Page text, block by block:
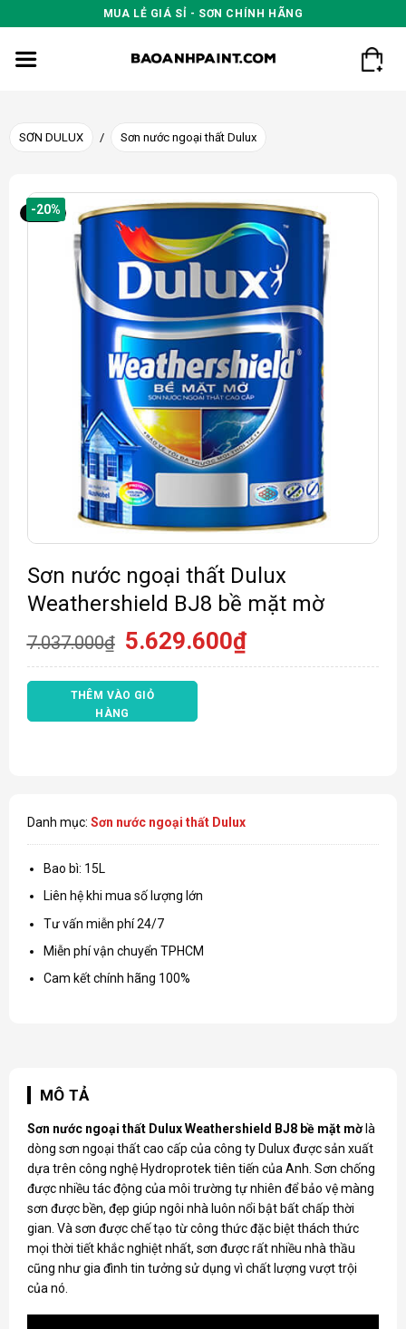
to
content
MUA LẺ GIÁ SỈ - SƠN CHÍNH HÃNG
SƠN DULUX / Sơn nước ngoại thất Dulux
-20%
Sơn nước ngoại thất Dulux
Weathershield BJ8 bề mặt mờ
7.037.000₫ Giá
gốc
là:
7.037.000₫.
5.629.600₫Giá
hiện
tại
THÊM VÀO GIỎ
HÀNG
Danh mục: Sơn nước ngoại thất Dulux
Bao bì: 15L
Liên hệ khi mua số lượng lớn
Tư vấn miễn phí 24/7
Miễn phí vận chuyển TPHCM
Cam kết chính hãng 100%
MÔ TẢ
Sơn nước ngoại thất DuluxWeathershield BJ8 bề mặt mờlà
dòng sơn ngoại thất cao cấp của công ty Dulux được sản xuất
dựa trên công nghệ Hydroprotek tiên tiến của Anh. Sơn chống
được nhiều tác động của môi trường tự nhiên để bảo vệ màng
sơn được bền, đẹp giúp ngôi nhà luôn nổi bật bất chấp thời
gian. Và sơn được chế tạo từ công thức đặc biệt thách thức
mọi thời tiết khắc nghiệt nhất, sơn được rất nhiều nhà thầu
cũng như gia đình tin tưởng sử dụng vì chất lượng vượt trội
của nó.